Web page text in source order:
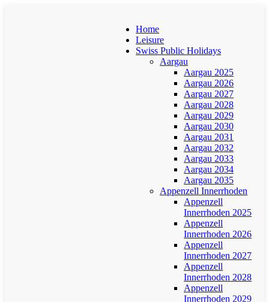
Home
Leisure
Swiss Public Holidays
Aargau
Aargau 2025
Aargau 2026
Aargau 2027
Aargau 2028
Aargau 2029
Aargau 2030
Aargau 2031
Aargau 2032
Aargau 2033
Aargau 2034
Aargau 2035
Appenzell Innerrhoden
Appenzell
Innerrhoden 2025
Appenzell
Innerrhoden 2026
Appenzell
Innerrhoden 2027
Appenzell
Innerrhoden 2028
Appenzell
Innerrhoden 2029